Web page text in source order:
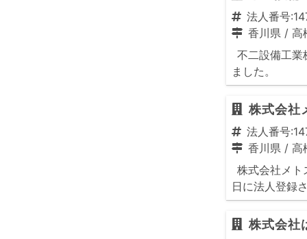
法人番号
香川県 / 高
不二設備工
ました。
株式会社
法人番号
香川県 / 高
株式会社メト
日に法人登録
株式会社